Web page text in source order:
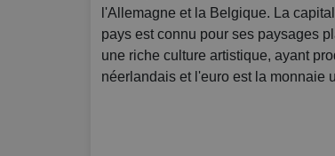
l'Allemagne et la Belgique. La
pays est connu pour ses paysages
une riche culture artistique, ayant
néerlandais et l'euro est la monnaie